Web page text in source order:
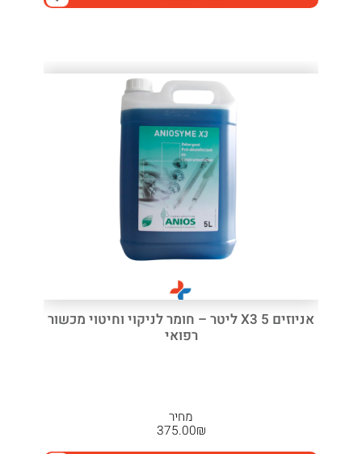
אניוזים X3 5 ליטר – חומר לניקוי וחיטוי מכשור
רפואי
מחיר
₪
375.00